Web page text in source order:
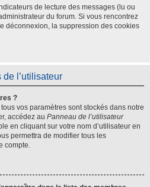
de lecture des messages (lu ou
du forum. Si vous rencontrez
déconnexion, la suppression des cookies
de l’utilisateur
?
vos paramètres sont stockés dans notre
accédez au Panneau de l’utilisateur
en cliquant sur votre nom d’utilisateur en
permettra de modifier tous les
compte.